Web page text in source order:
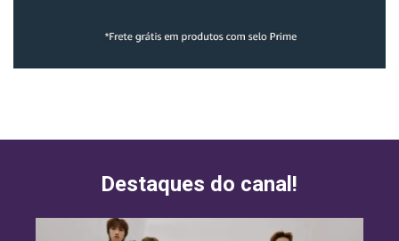
Destaques do canal!